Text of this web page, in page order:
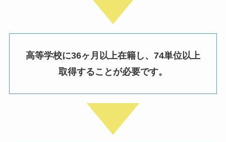
高等学校に36ヶ月以上在籍し、74単位以上
取得することが必要です。